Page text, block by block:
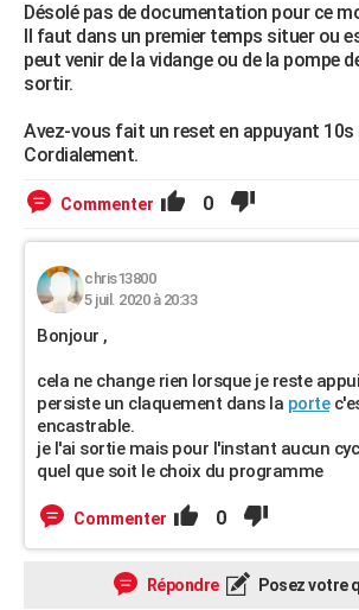
Désolé pas de documentation pour ce
Il faut dans un premier temps situer ou
peut venir de la vidange ou de la pompe
sortir.
Avez-vous fait un reset en appuyant 10s
Cordialement.
Commenter 0
chris13800
5 juil. 2020 à 20:33
Bonjour ,
cela ne change rien lorsque je reste
persiste un claquement dans la porte
encastrable.
je l'ai sortie mais pour l'instant aucun
quel que soit le choix du programme
Commenter 0
Répondre Posez votre